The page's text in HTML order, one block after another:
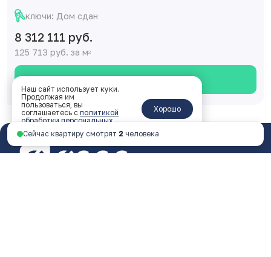
ключи: Дом сдан
8 312 111 руб.
125 713 руб. за м2
Смотреть планировку
Сейчас квартиру смотрят 2 человека
Наш сайт использует куки.
Продолжая им
пользоваться, вы
соглашаетесь с политикой
обработки персональных
данных
Хорошо